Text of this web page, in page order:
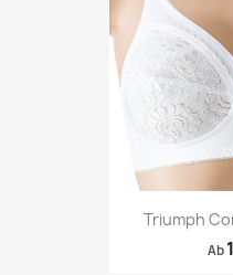
Triumph
Ab